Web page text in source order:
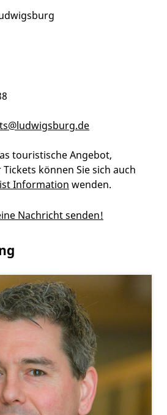
touristische Angebot,
können Sie sich auch
Information wenden.
Nachricht senden!